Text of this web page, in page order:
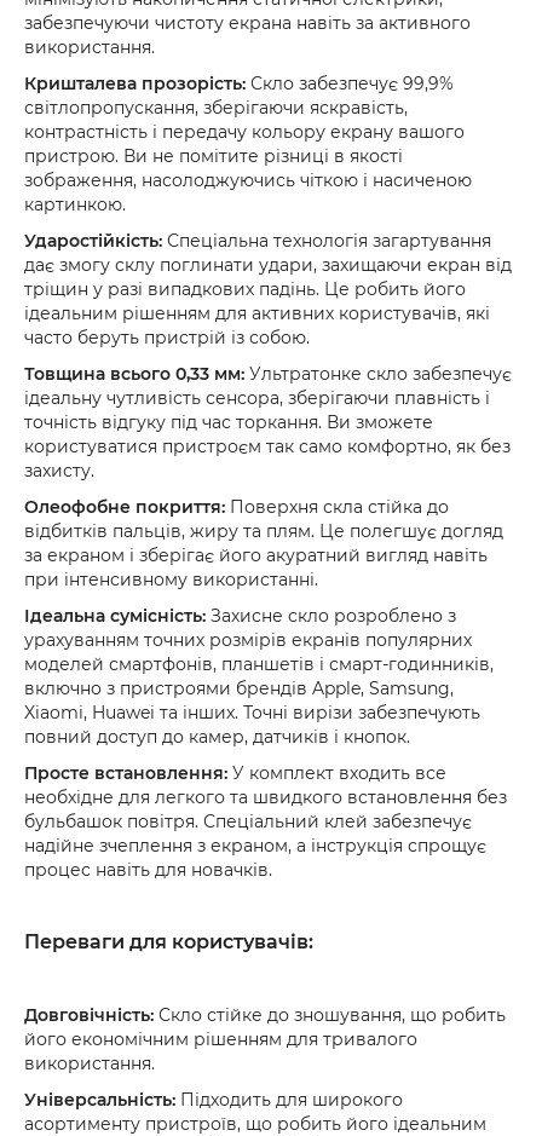
забезпечуючи чистоту екрана навіть за активного
використання.
Кришталева прозорість: Скло забезпечує 99,9%
світлопропускання, зберігаючи яскравість,
контрастність і передачу кольору екрану вашого
пристрою. Ви не помітите різниці в якості
зображення, насолоджуючись чіткою і насиченою
картинкою.
Ударостійкість: Спеціальна технологія загартування
дає змогу склу поглинати удари, захищаючи екран від
тріщин у разі випадкових падінь. Це робить його
ідеальним рішенням для активних користувачів, які
часто беруть пристрій із собою.
Товщина всього 0,33 мм: Ультратонке скло забезпечує
ідеальну чутливість сенсора, зберігаючи плавність і
точність відгуку під час торкання. Ви зможете
користуватися пристроєм так само комфортно, як без
захисту.
Олеофобне покриття: Поверхня скла стійка до
відбитків пальців, жиру та плям. Це полегшує догляд
за екраном і зберігає його акуратний вигляд навіть
при інтенсивному використанні.
Ідеальна сумісність: Захисне скло розроблено з
урахуванням точних розмірів екранів популярних
моделей смартфонів, планшетів і смарт-годинників,
включно з пристроями брендів Apple, Samsung,
Xiaomi, Huawei та інших. Точні вирізи забезпечують
повний доступ до камер, датчиків і кнопок.
Просте встановлення: У комплект входить все
необхідне для легкого та швидкого встановлення без
бульбашок повітря. Спеціальний клей забезпечує
надійне зчеплення з екраном, а інструкція спрощує
процес навіть для новачків.
Переваги для користувачів:
Довговічність: Скло стійке до зношування, що робить
його економічним рішенням для тривалого
використання.
Універсальність: Підходить для широкого
асортименту пристроїв, що робить його ідеальним